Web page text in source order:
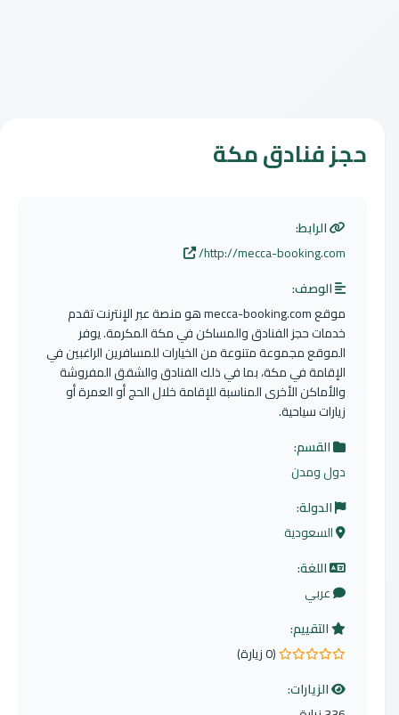
حجز فنادق مكة
الرابط:
http://mecca-booking.com/
الوصف:
موقع mecca-booking.com هو منصة عبر الإنترنت تقدم
خدمات حجز الفنادق والمساكن في مكة المكرمة. يوفر
الموقع مجموعة متنوعة من الخيارات للمسافرين الراغبين في
الإقامة في مكة، بما في ذلك الفنادق والشقق المفروشة
والأماكن الأخرى المناسبة للإقامة خلال الحج أو العمرة أو
زيارات سياحية.
القسم:
دول ومدن
الدولة:
السعودية
اللغة:
عربي
التقييم:
0.0 من 5 نجوم
(0 زيارة)
الزيارات: